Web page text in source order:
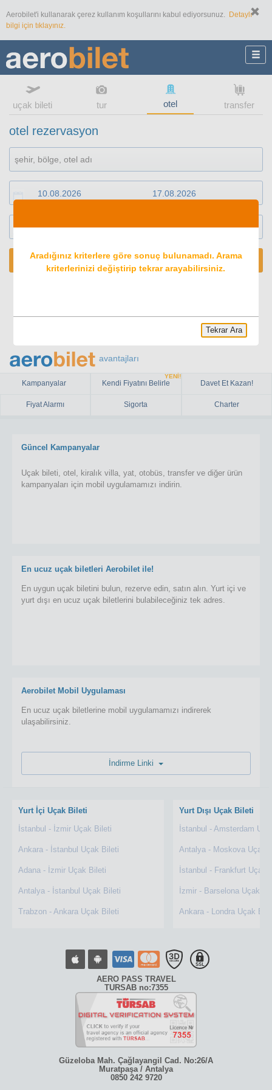
Aerobilet'i kullanarak çerez kullanım koşullarını kabul ediyorsunuz.
Detaylı
bilgi için tıklayınız.
uçak bileti tur otel transfer
otel rezervasyon
1 oda 2 konuk
ARA
avantajları
Kampanyalar Kendi Fiyatını Belirle
YENİ!
Davet Et Kazan!
Fiyat Alarmı Sigorta Charter
Güncel Kampanyalar
Uçak bileti, otel, kiralık villa, yat, otobüs, transfer ve diğer ürün
kampanyaları için mobil uygulamamızı indirin.
En ucuz uçak biletleri Aerobilet ile!
En uygun uçak biletini bulun, rezerve edin, satın alın. Yurt içi ve
yurt dışı en ucuz uçak biletlerini bulabileceğiniz tek adres.
Aerobilet Mobil Uygulaması
En ucuz uçak biletlerine mobil uygulamamızı indirerek
ulaşabilirsiniz.
Yurt İçi Uçak Bileti
İstanbul - İzmir Uçak Bileti
Ankara - İstanbul Uçak Bileti
Adana - İzmir Uçak Bileti
Antalya - İstanbul Uçak Bileti
Trabzon - Ankara Uçak Bileti
Yurt Dışı Uçak Bileti
İstanbul - Amsterdam
Antalya - Moskova Uçak
İstanbul - Frankfurt Uçak
İzmir - Barselona Uçak
Ankara - Londra Uçak
AERO PASS TRAVEL
TURSAB no:7355
Güzeloba Mah. Çağlayangil Cad. No:26/A
Muratpaşa / Antalya
0850 242 9720
Aradığınız kriterlere göre sonuç bulunamadı. Arama
kriterlerinizi değiştirip tekrar arayabilirsiniz.
Tekrar Ara